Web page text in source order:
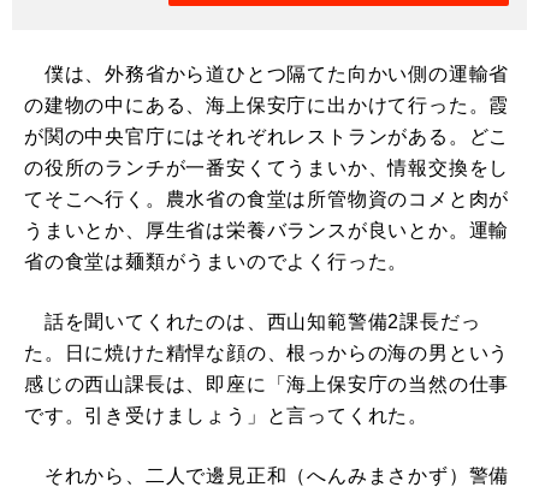
僕は、外務省から道ひとつ隔てた向かい側の運輸省
の建物の中にある、海上保安庁に出かけて行った。霞
が関の中央官庁にはそれぞれレストランがある。どこ
の役所のランチが一番安くてうまいか、情報交換をし
てそこへ行く。農水省の食堂は所管物資のコメと肉が
うまいとか、厚生省は栄養バランスが良いとか。運輸
省の食堂は麺類がうまいのでよく行った。
話を聞いてくれたのは、西山知範警備2課長だっ
た。日に焼けた精悍な顔の、根っからの海の男という
感じの西山課長は、即座に「海上保安庁の当然の仕事
です。引き受けましょう」と言ってくれた。
それから、二人で邊見正和（へんみまさかず）警備